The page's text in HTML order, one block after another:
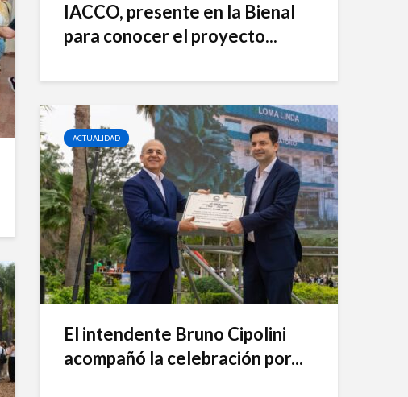
IACCO, presente en la Bienal
para conocer el proyecto...
ACTUALIDAD
El intendente Bruno Cipolini
acompañó la celebración por...